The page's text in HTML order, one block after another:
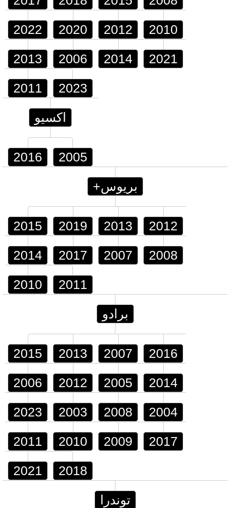
2022 2020 2012 2010
2013 2006 2014 2021
2011 2023
اكسيو
2016 2005
بريوس+
2015 2019 2013 2012
2014 2017 2007 2008
2010 2011
برادو
2015 2013 2007 2016
2006 2012 2005 2014
2023 2003 2008 2004
2011 2010 2009 2017
2021 2018
توندرا